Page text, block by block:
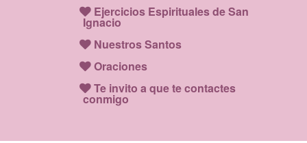
Ejercicios Espirituales de San
Ignacio
Nuestros Santos
Oraciones
Te invito a que te contactes
conmigo